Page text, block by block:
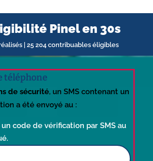
Pinel en 30s
| 25 204 contribuables éligibles
téléphone
de sécurité, un SMS contenant un
a été envoyé au :
code de vérification par SMS au